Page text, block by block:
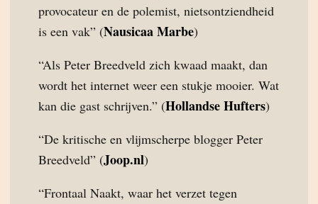
provocateur en de polemist, nietsontziendheid
is een vak” (Nausicaa Marbe)
“Als Peter Breedveld zich kwaad maakt, dan
wordt het internet weer een stukje mooier. Wat
kan die gast schrijven.” (Hollandse Hufters)
“De kritische en vlijmscherpe blogger Peter
Breedveld” (Joop.nl)
“Frontaal Naakt, waar het verzet tegen